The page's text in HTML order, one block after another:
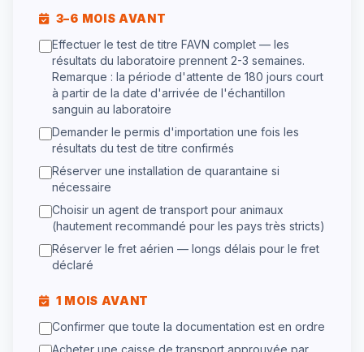
3–6 MOIS AVANT
Effectuer le test de titre FAVN complet — les
résultats du laboratoire prennent 2-3 semaines.
Remarque : la période d'attente de 180 jours court
à partir de la date d'arrivée de l'échantillon
sanguin au laboratoire
Demander le permis d'importation une fois les
résultats du test de titre confirmés
Réserver une installation de quarantaine si
nécessaire
Choisir un agent de transport pour animaux
(hautement recommandé pour les pays très stricts)
Réserver le fret aérien — longs délais pour le fret
déclaré
1 MOIS AVANT
Confirmer que toute la documentation est en ordre
Acheter une caisse de transport approuvée par